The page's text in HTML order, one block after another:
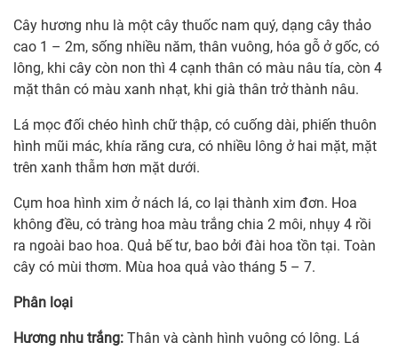
Cây hương nhu là một cây thuốc nam quý, dạng cây thảo
cao 1 – 2m, sống nhiều năm, thân vuông, hóa gỗ ở gốc, có
lông, khi cây còn non thì 4 cạnh thân có màu nâu tía, còn 4
mặt thân có màu xanh nhạt, khi già thân trở thành nâu.
Lá mọc đối chéo hình chữ thập, có cuống dài, phiến thuôn
hình mũi mác, khía răng cưa, có nhiều lông ở hai mặt, mặt
trên xanh thẫm hơn mặt dưới.
Cụm hoa hình xim ở nách lá, co lại thành xim đơn. Hoa
không đều, có tràng hoa màu trắng chia 2 môi, nhụy 4 rồi
ra ngoài bao hoa. Quả bế tư, bao bởi đài hoa tồn tại. Toàn
cây có mùi thơm. Mùa hoa quả vào tháng 5 – 7.
Phân loại
Hương nhu trắng: Thân và cành hình vuông có lông. Lá